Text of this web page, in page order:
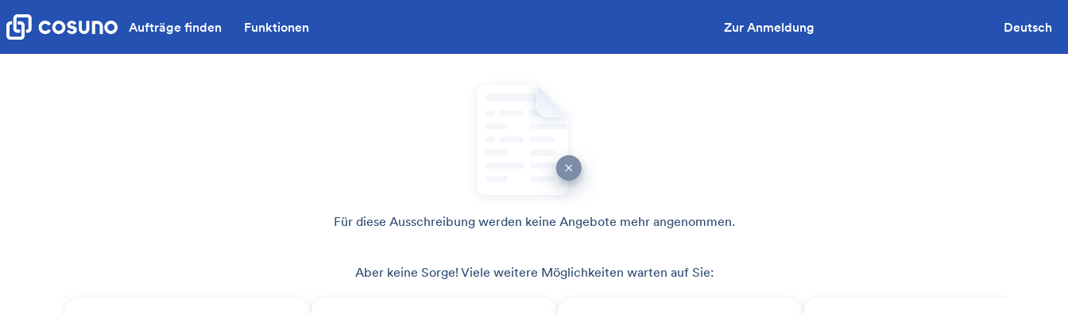
Aufträge finden Funktionen Zur Anmeldung Deutsch
Für diese Ausschreibung werden keine Angebote mehr angenommen.
Aber keine Sorge! Viele weitere Möglichkeiten warten auf Sie: